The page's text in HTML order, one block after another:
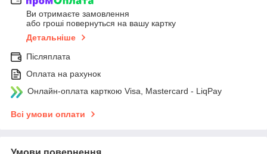
Ви отримаєте замовлення
або гроші повернуться на вашу картку
Детальніше
Післяплата
Оплата на рахунок
Онлайн-оплата карткою Visa, Mastercard - LiqPay
Всі умови оплати